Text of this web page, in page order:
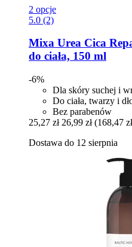
2 opcje
5.0 (2)
Mixa Urea Cica
do ciała, 150 ml
-6%
Dla skóry suchej i
Do ciała, twarzy i
Bez parabenów
25,27 zł 26,99 zł (168,47
Dostawa do 12 sierpnia